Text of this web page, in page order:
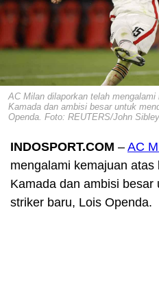
AC Milan dilaporkan telah
Kamada dan ambisi besar untuk
Openda. Foto: REUTERS/John Sibley
INDOSPORT.COM – AC
mengalami kemajuan atas
Kamada dan ambisi besar
striker baru, Lois Openda.